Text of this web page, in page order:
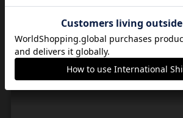
No.16
スペースインベスターズ
Space Investers